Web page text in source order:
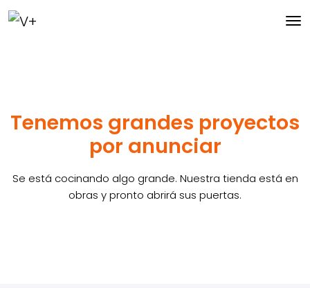
Tenemos grandes proyectos
por anunciar
Se está cocinando algo grande. Nuestra tienda está en
obras y pronto abrirá sus puertas.